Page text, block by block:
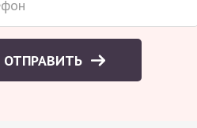
ОТПРАВИТЬ